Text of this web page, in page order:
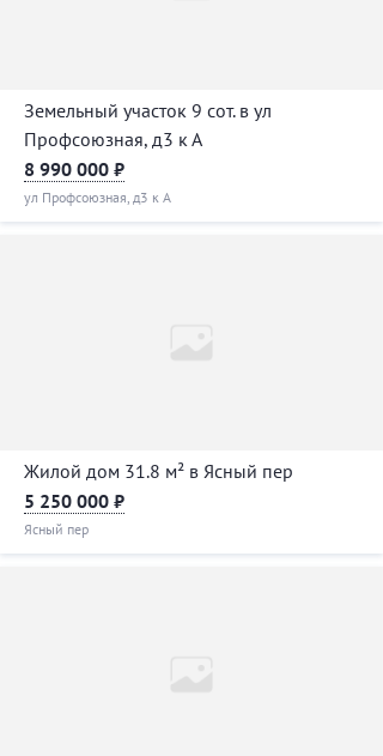
Земельный участок 9 сот. в ул
Профсоюзная, д3 к А
8 990 000 ₽
ул Профсоюзная, д3 к А
Жилой дом 31.8 м² в Ясный пер
5 250 000 ₽
Ясный пер